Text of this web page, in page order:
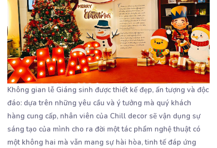
Không gian lễ Giáng sinh được thiết kế đẹp, ấn tượng và độc
đáo: dựa trên những yêu cầu và ý tưởng mà quý khách
hàng cung cấp, nhân viên của Chill decor sẽ vận dụng sự
sáng tạo của mình cho ra đời một tác phẩm nghệ thuật có
một không hai mà vẫn mang sự hài hòa, tinh tế đáp ứng